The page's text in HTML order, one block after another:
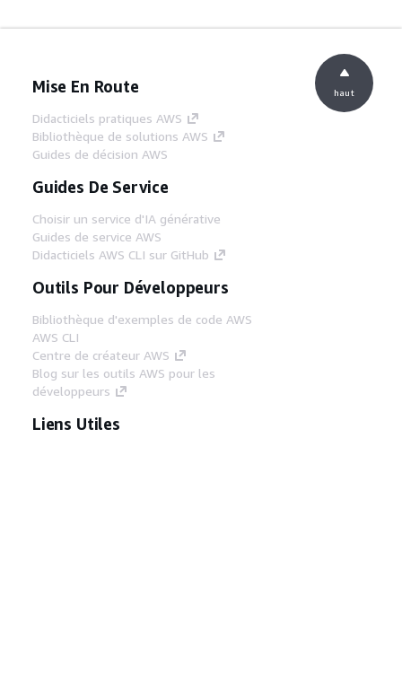
Mise En Route
Didacticiels pratiques AWS
Bibliothèque de solutions AWS
Guides de décision AWS
Guides De Service
Choisir un service d'IA générative
Guides de service AWS
Didacticiels AWS CLI sur GitHub
Outils Pour Développeurs
Bibliothèque d'exemples de code AWS
AWS CLI
Centre de créateur AWS
Blog sur les outils AWS pour les
développeurs
Liens Utiles
haut